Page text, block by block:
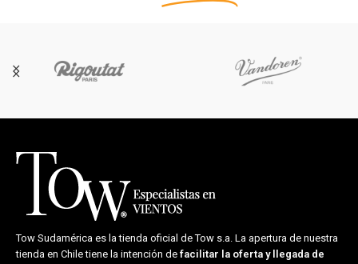
Tow Sudamérica es la tienda oficial deTow s.a. La apertura de nuestra
tienda en Chile tiene la intención de facilitar la oferta y llegada de